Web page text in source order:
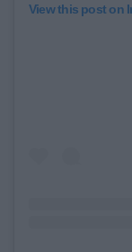
View this post on